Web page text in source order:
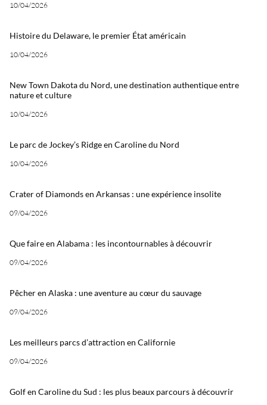
10/04/2026
Histoire du Delaware, le premier État américain
10/04/2026
New Town Dakota du Nord, une destination authentique entre
nature et culture
10/04/2026
Le parc de Jockey’s Ridge en Caroline du Nord
10/04/2026
Crater of Diamonds en Arkansas : une expérience insolite
09/04/2026
Que faire en Alabama : les incontournables à découvrir
09/04/2026
Pêcher en Alaska : une aventure au cœur du sauvage
09/04/2026
Les meilleurs parcs d’attraction en Californie
09/04/2026
Golf en Caroline du Sud : les plus beaux parcours à découvrir